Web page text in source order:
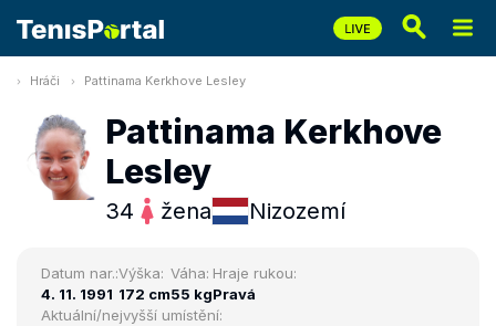
Hráči Pattinama Kerkhove Lesley
Pattinama Kerkhove
Lesley
34 žena Nizozemí
Datum nar.:
4. 11. 1991
Výška:
172 cm
Váha:
55 kg
Hraje rukou:
Pravá
Aktuální/nejvyšší umístění: